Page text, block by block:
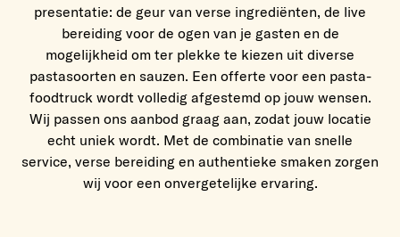
presentatie: de geur van verse ingrediënten, de live
bereiding voor de ogen van je gasten en de
mogelijkheid om ter plekke te kiezen uit diverse
pastasoorten en sauzen. Een offerte voor een pasta-
foodtruck wordt volledig afgestemd op jouw wensen.
Wij passen ons aanbod graag aan, zodat jouw locatie
echt uniek wordt. Met de combinatie van snelle
service, verse bereiding en authentieke smaken zorgen
wij voor een onvergetelijke ervaring.